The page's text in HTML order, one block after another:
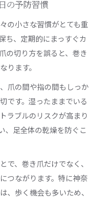
の予防習慣
の小さな習慣がとても重
ち、定期的にまっすぐカ
の切り方を誤ると、巻き
ります。
爪の間や指の間もしっか
です。湿ったままでいる
ラブルのリスクが高まり
、足全体の乾燥を防ぐこ
で、巻き爪だけでなく、
つながります。特に神奈
、歩く機会も多いため、